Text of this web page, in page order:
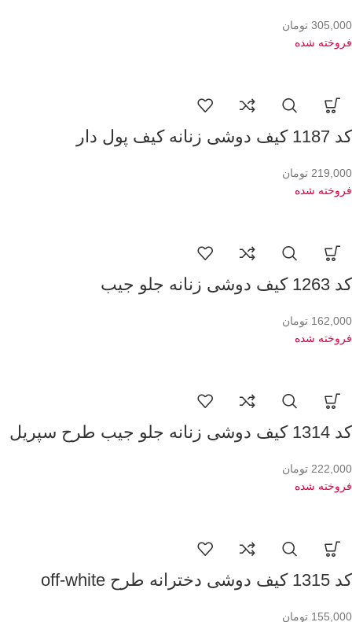
305,000 تومان
فروخته شده
کد 1187 کیف دوشی زنانه کیف پول دار
219,000 تومان
فروخته شده
کد 1263 کیف دوشی زنانه جلو جیب
162,000 تومان
فروخته شده
کد 1314 کیف دوشی زنانه جلو جیب طرح سپریل
222,000 تومان
فروخته شده
کد 1315 کیف دوشی دخترانه طرح off-white
155,000 تومان